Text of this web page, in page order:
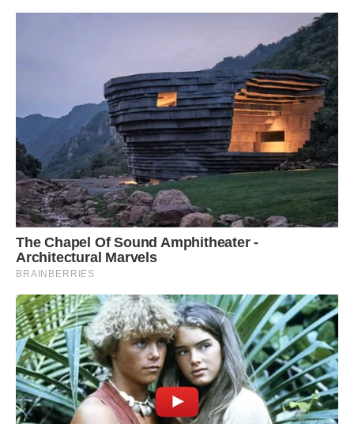
5. дуже гарний спосіб зберігання — в плетінках. Щоб
сплести косу з цибулі, сухі пір’я не повинні бути
коротшими ніж 15-20 см. В іншому випадку вам буде
незручно працювати, та й цибулини будуть легко